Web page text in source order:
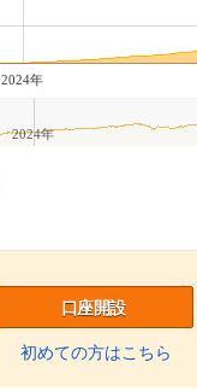
2024年
2024年
口座開設
初めての方はこちら